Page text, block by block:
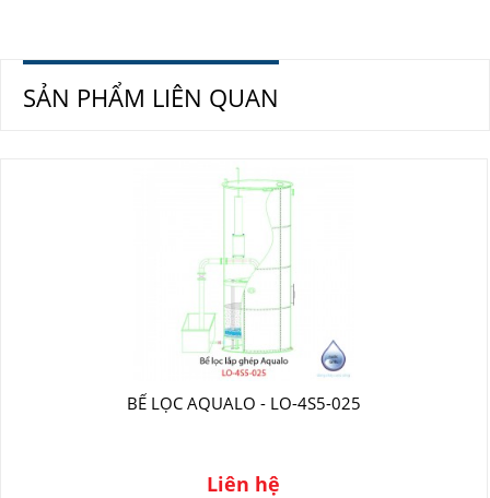
SẢN PHẨM LIÊN QUAN
BỂ LỌC AQUALO - LO-4S5-025
Liên hệ